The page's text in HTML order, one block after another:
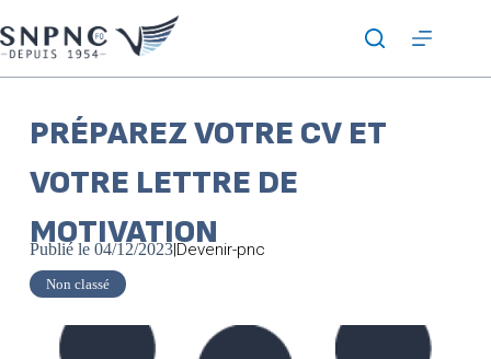
PRÉPAREZ VOTRE CV ET
VOTRE LETTRE DE
MOTIVATION
Publié le 04/12/2023|Devenir-pnc
Non classé